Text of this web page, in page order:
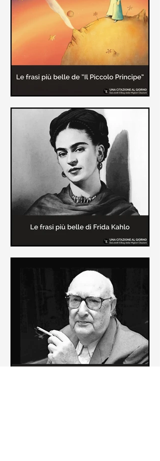
romanzo scritto da Emily Brontë
causa la tubercolosi che le tolse la
vita ad appena 30 anni (...)
Le frasi più belle de "Il piccolo
principe" di Antoine de Saint-
Exupèry
Raccolta delle frasi più belle del
Piccolo Principe che trasmettono il
messaggio più significativo: le cose
più importanti della vita (...)
In questa pagina sono raccolte le
frasi più belle di Frida Kahlo
sull'amore e sulla vita.